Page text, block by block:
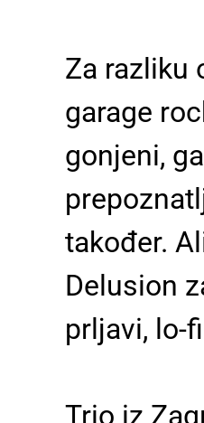
Za razliku
garage
gonjeni,
također.
Delusion
prljavi, lo-
Trio iz